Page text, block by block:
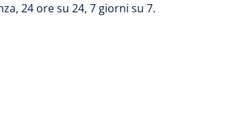
24 ore su 24, 7 giorni su 7.